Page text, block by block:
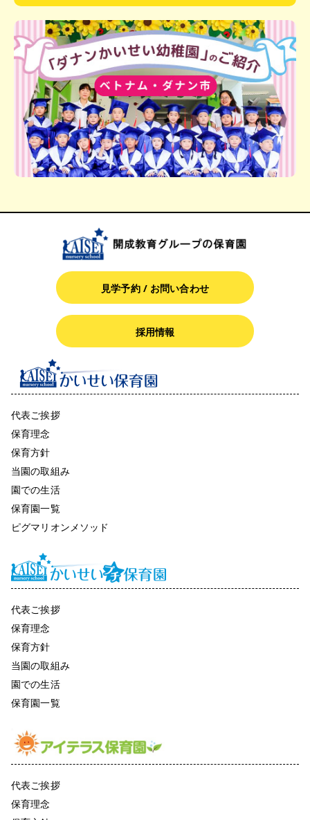
見学予約 / お問い合わせ
採用情報
代表ご挨拶
保育理念
保育方針
当園の取組み
園での生活
保育園一覧
ピグマリオンメソッド
代表ご挨拶
保育理念
保育方針
当園の取組み
園での生活
保育園一覧
代表ご挨拶
保育理念